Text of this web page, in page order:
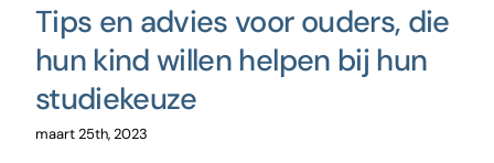
Tips en advies voor ouders, die
hun kind willen helpen bij hun
studiekeuze
maart 25th, 2023